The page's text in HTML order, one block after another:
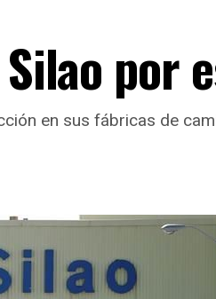
por
en sus fábricas de